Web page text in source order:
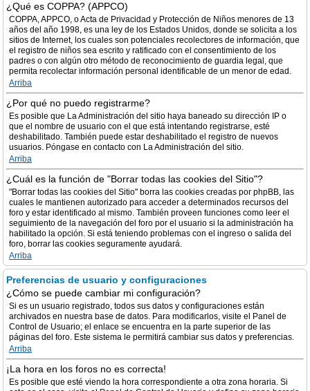
¿Qué es COPPA? (APPCO)
COPPA, APPCO, o Acta de Privacidad y Protección de Niños menores de 13
años del año 1998, es una ley de los Estados Unidos, donde se solicita a los
sitios de Internet, los cuales son potenciales recolectores de información, que
el registro de niños sea escrito y ratificado con el consentimiento de los
padres o con algún otro método de reconocimiento de guardia legal, que
permita recolectar información personal identificable de un menor de edad.
Arriba
¿Por qué no puedo registrarme?
Es posible que La Administración del sitio haya baneado su dirección IP o
que el nombre de usuario con el que está intentando registrarse, esté
deshabilitado. También puede estar deshabilitado el registro de nuevos
usuarios. Póngase en contacto con La Administración del sitio.
Arriba
¿Cuál es la función de "Borrar todas las cookies del Sitio"?
"Borrar todas las cookies del Sitio" borra las cookies creadas por phpBB, las
cuales le mantienen autorizado para acceder a determinados recursos del
foro y estar identificado al mismo. También proveen funciones como leer el
seguimiento de la navegación del foro por el usuario si la administración ha
habilitado la opción. Si está teniendo problemas con el ingreso o salida del
foro, borrar las cookies seguramente ayudará.
Arriba
Preferencias de usuario y configuraciones
¿Cómo se puede cambiar mi configuración?
Si es un usuario registrado, todos sus datos y configuraciones están
archivados en nuestra base de datos. Para modificarlos, visite el Panel de
Control de Usuario; el enlace se encuentra en la parte superior de las
páginas del foro. Este sistema le permitirá cambiar sus datos y preferencias.
Arriba
¡La hora en los foros no es correcta!
Es posible que esté viendo la hora correspondiente a otra zona horaria. Si